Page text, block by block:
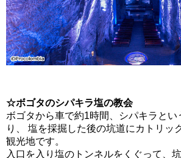
☆ボゴタのシパキラ塩の教会
ボゴタから車で約1時間、シパキラとい
り、 塩を採掘した後の坑道にカトリッ
観光地です。
入口を入り塩のトンネルをくぐって、